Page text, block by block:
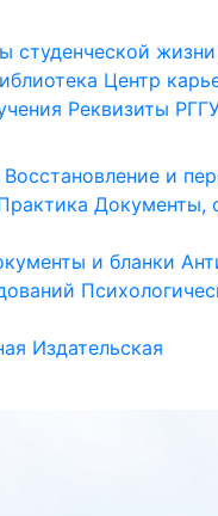
студенческой жизни
Центр
Реквизиты
Восстановление и
Документы,
и бланки
Издательская